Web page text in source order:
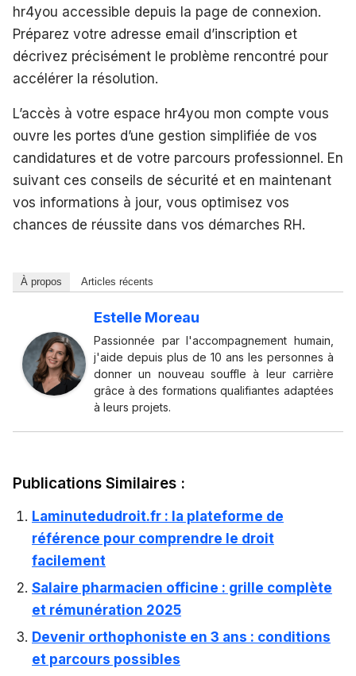
hr4you accessible depuis la page de connexion.
Préparez votre adresse email d’inscription et
décrivez précisément le problème rencontré pour
accélérer la résolution.
L’accès à votre espace hr4you mon compte vous
ouvre les portes d’une gestion simplifiée de vos
candidatures et de votre parcours professionnel. En
suivant ces conseils de sécurité et en maintenant
vos informations à jour, vous optimisez vos
chances de réussite dans vos démarches RH.
À propos Articles récents
Estelle Moreau
Passionnée par l'accompagnement humain,
j'aide depuis plus de 10 ans les personnes à
donner un nouveau souffle à leur carrière
grâce à des formations qualifiantes adaptées
à leurs projets.
Publications Similaires :
Laminutedudroit.fr : la plateforme de
référence pour comprendre le droit
facilement
Salaire pharmacien officine : grille complète
et rémunération 2025
Devenir orthophoniste en 3 ans : conditions
et parcours possibles